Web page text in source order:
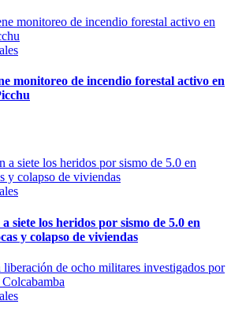
monitoreo de incendio forestal activo en
siete los heridos por sismo de 5.0 en
y colapso de viviendas